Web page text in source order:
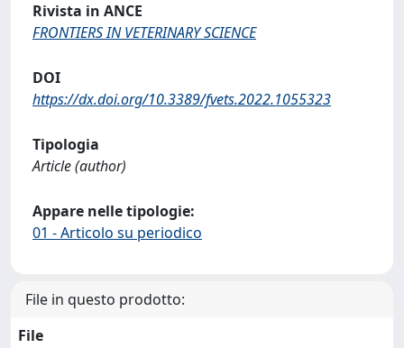
Rivista in ANCE
FRONTIERS IN VETERINARY SCIENCE
DOI
https://dx.doi.org/10.3389/fvets.2022.1055323
Tipologia
Article (author)
Appare nelle tipologie:
01 - Articolo su periodico
File in questo prodotto:
File